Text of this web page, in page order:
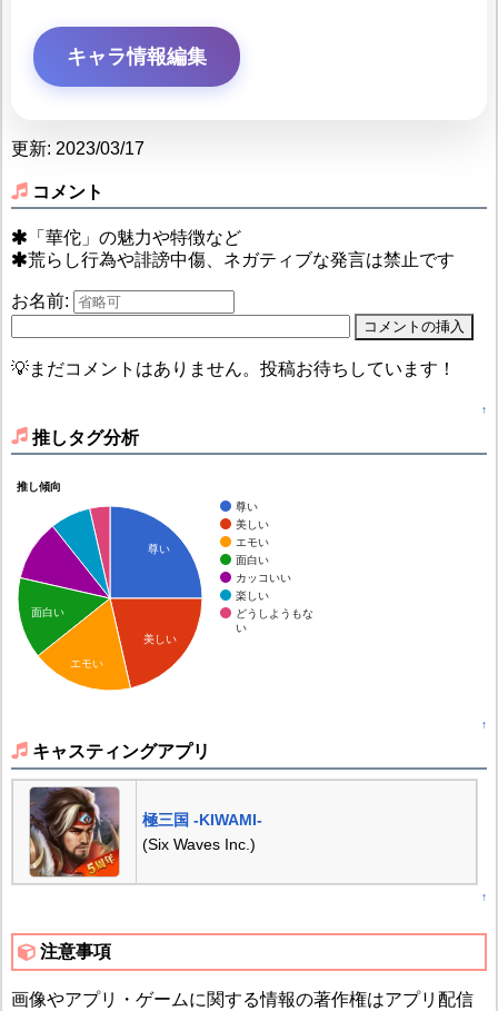
キャラ情報編集
更新: 2023/03/17
コメント
「華佗」の魅力や特徴など
荒らし行為や誹謗中傷、ネガティブな発言は禁止です
お名前:
💡まだコメントはありません。投稿お待ちしています！
↑
推しタグ分析
推し傾向
尊い
美しい
エモい
面白い
カッコいい
楽しい
どうしようもな
い
尊い
美しい
面白い
エモい
↑
キャスティングアプリ
極三国 -KIWAMI-
(Six Waves Inc.)
↑
注意事項
画像やアプリ・ゲームに関する情報の著作権はアプリ配信